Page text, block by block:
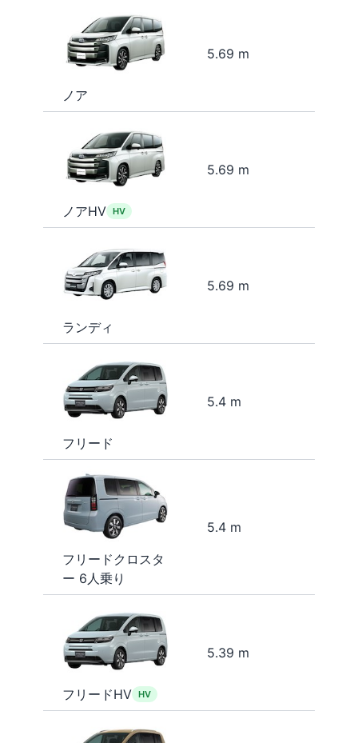
ノア
5.69 m
ノアHV HV
5.69 m
ランディ
5.69 m
フリード
5.4 m
フリードクロスタ
ー 6人乗り
5.4 m
フリードHV HV
5.39 m